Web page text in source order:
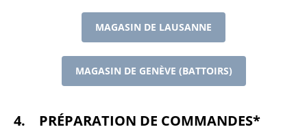
MAGASIN DE LAUSANNE
MAGASIN DE GENÈVE (BATTOIRS)
4. PRÉPARATION DE COMMANDES*